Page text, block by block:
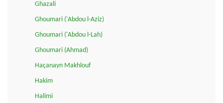
Ghazali
Ghoumari ('Abdou l-Aziz)
Ghoumari ('Abdou l-Lah)
Ghoumari (Ahmad)
Haçanayn Makhlouf
Hakim
Halimi